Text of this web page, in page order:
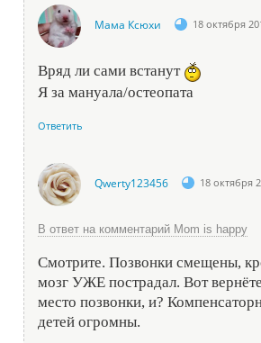
Мама Ксюхи 18 октября
Вряд ли сами встанут
Я за мануала/остеопата
Ответить
Qwerty123456 18 октября
В ответ на комментарий Mom is happy
Смотрите. Позвонки смещены,
мозг УЖЕ пострадал. Вот
место позвонки, и?
детей огромны.